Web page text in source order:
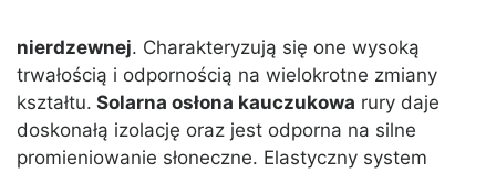
nierdzewnej. Charakteryzują się one wysoką
trwałością i odpornością na wielokrotne zmiany
kształtu. Solarna osłona kauczukowa rury daje
doskonałą izolację oraz jest odporna na silne
promieniowanie słoneczne. Elastyczny system